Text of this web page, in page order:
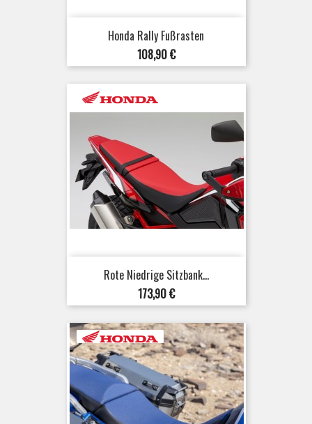
Honda Rally Fußrasten
Preis
108,90 €
Rote Niedrige Sitzbank...
Preis
173,90 €